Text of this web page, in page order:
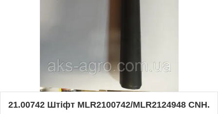
21.00742 Штіфт MLR2100742/MLR2124948 CNH.